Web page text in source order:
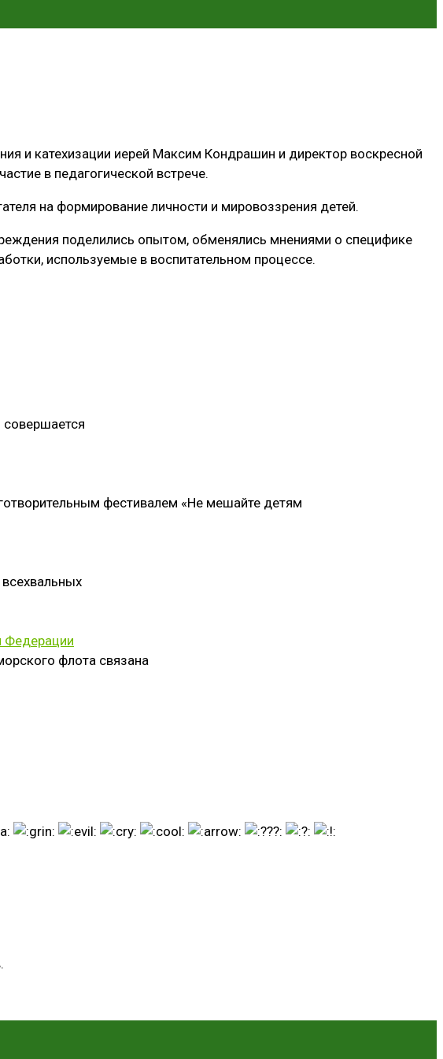
и катехизации иерей Максим Кондрашин и директор воскресной
в педагогической встрече.
на формирование личности и мировоззрения детей.
поделились опытом, обменялись мнениями о специфике
используемые в воспитательном процессе.
фестивалем «Не мешайте детям
Федерации
флота связана